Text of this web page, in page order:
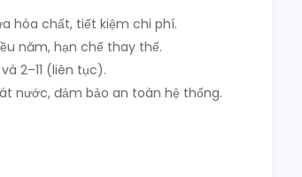
hóa chất, tiết kiệm chi phí.
năm, hạn chế thay thế.
2–11 (liên tục).
nước, đảm bảo an toàn hệ thống.